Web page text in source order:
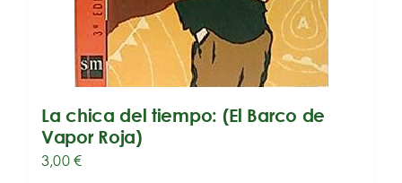
La chica del tiempo: (El Barco de
Vapor Roja)
3,00€